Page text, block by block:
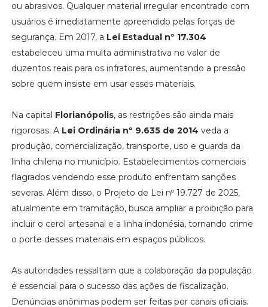
ou abrasivos. Qualquer material irregular encontrado com
usuários é imediatamente apreendido pelas forças de
segurança. Em 2017, a Lei Estadual nº 17.304
estabeleceu uma multa administrativa no valor de
duzentos reais para os infratores, aumentando a pressão
sobre quem insiste em usar esses materiais.
Na capital Florianópolis, as restrições são ainda mais
rigorosas. A Lei Ordinária nº 9.635 de 2014 veda a
produção, comercialização, transporte, uso e guarda da
linha chilena no município. Estabelecimentos comerciais
flagrados vendendo esse produto enfrentam sanções
severas. Além disso, o Projeto de Lei nº 19.727 de 2025,
atualmente em tramitação, busca ampliar a proibição para
incluir o cerol artesanal e a linha indonésia, tornando crime
o porte desses materiais em espaços públicos.
As autoridades ressaltam que a colaboração da população
é essencial para o sucesso das ações de fiscalização.
Denúncias anônimas podem ser feitas por canais oficiais.